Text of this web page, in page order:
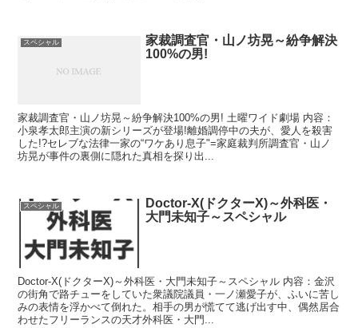
スペシャル
家裁調査官・山ノ坊晃～紛争解決
100%の男!
家裁調査官・山ノ坊晃～紛争解決100%の男! 土曜ワイド劇場 内容：
小泉孝太郎主演の新シリーズが登場!離婚調停中の夫が、愛人を殺害
した!?セレブな法律一家の“ワケあり息子"=家庭裁判所調査官・山ノ
坊晃が事件の裏側に隠れた真相を探り出...
スペシャル
Doctor-X(ドクターX)～外科医・
大門未知子～スペシャル
Doctor-X(ドクターX)～外科医・大門未知子～スペシャル 内容：金沢
の街角で路チューをしていた衆議院議員・一ノ瀬愛子が、ふいに苦し
みの表情を浮かべて倒れた。相手の男が慌てて逃げ出す中、偶然居合
わせたフリーランスの天才外科医・大門...